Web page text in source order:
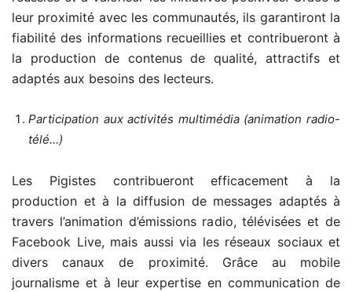
leur proximité avec les communautés, ils garantiront la
fiabilité des informations recueillies et contribueront à
la production de contenus de qualité, attractifs et
adaptés aux besoins des lecteurs.
Participation aux activités multimédia (animation radio-
télé…)
Les Pigistes contribueront efficacement à la
production et à la diffusion de messages adaptés à
travers l’animation d’émissions radio, télévisées et de
Facebook Live, mais aussi via les réseaux sociaux et
divers canaux de proximité. Grâce au mobile
journalisme et à leur expertise en communication de